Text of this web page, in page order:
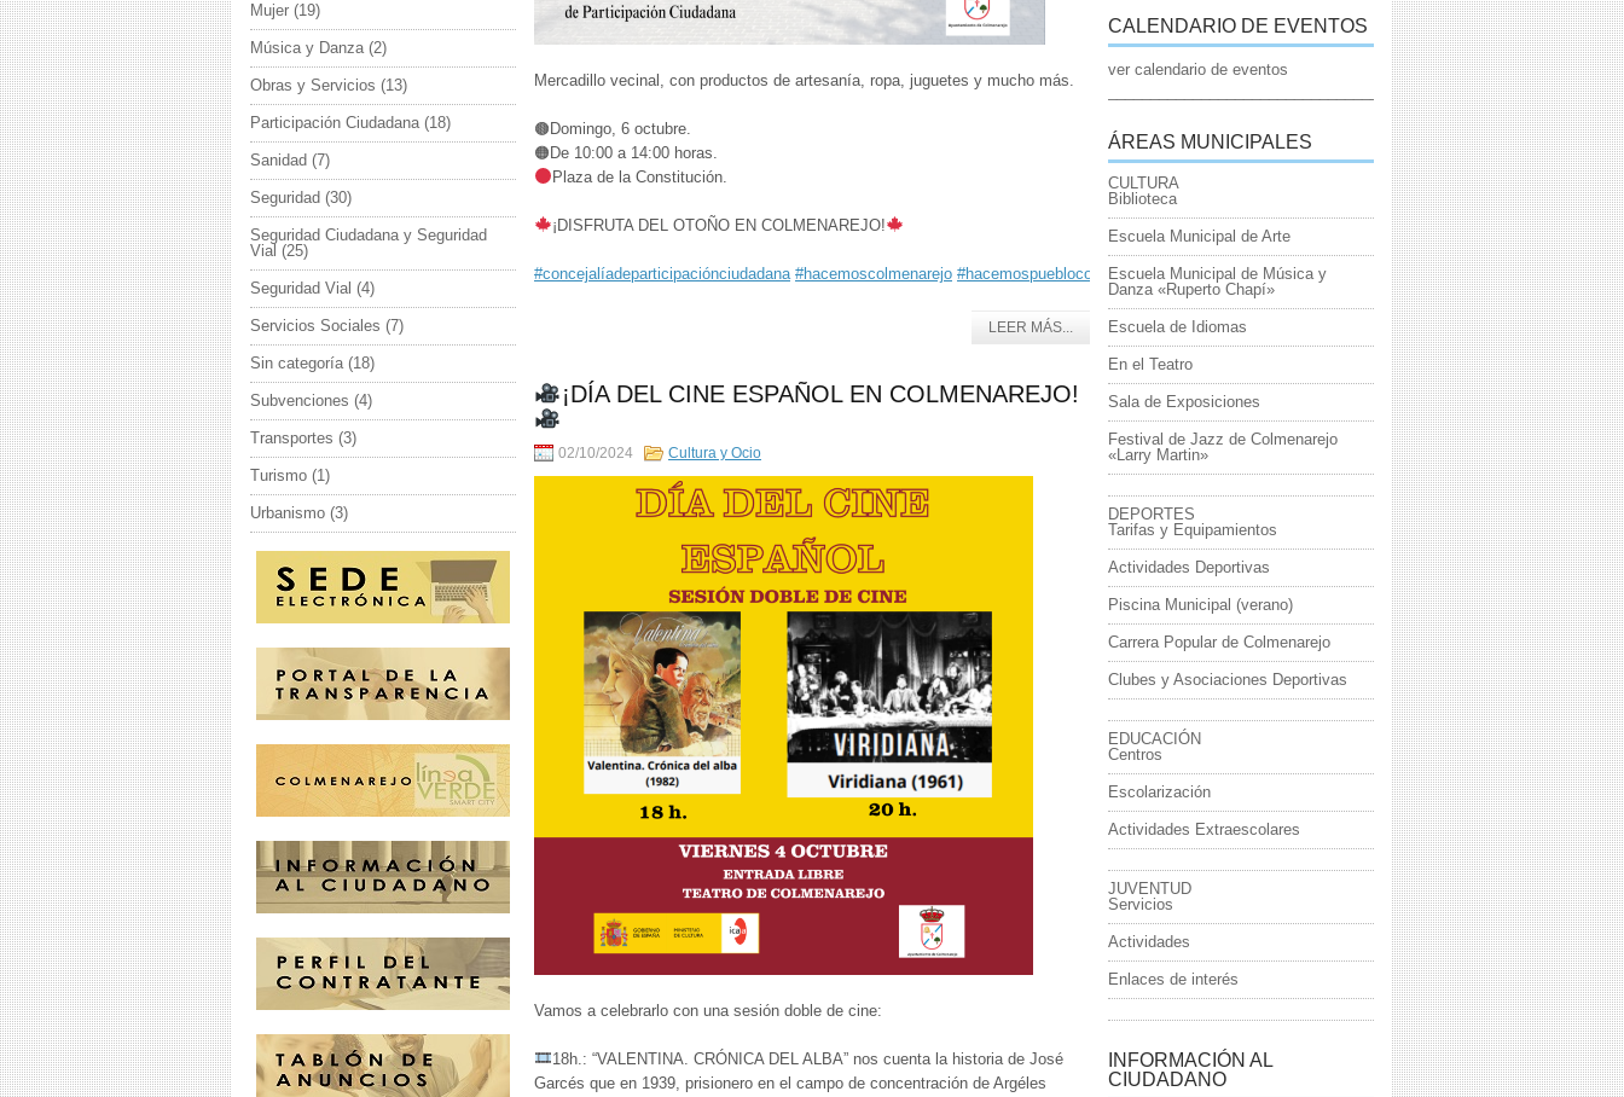
Mercadillo vecinal, con productos de artesanía, ropa, juguetes y mucho más.
🟤Domingo, 6 octubre.
🟠De 10:00 a 14:00 horas.
Plaza de la Constitución.
¡DISFRUTA DEL OTOÑO EN COLMENAREJO!
#concejalíadeparticipaciónciudadana #hacemoscolmenarejo #hacemospueblocontigo
LEER MÁS...
¡DÍA DEL CINE ESPAÑOL EN COLMENAREJO!
02/10/2024 Cultura y Ocio
Vamos a celebrarlo con una sesión doble de cine:
18h.: “VALENTINA. CRÓNICA DEL ALBA” nos cuenta la historia de José
Garcés que en 1939, prisionero en el campo de concentración de Argéles
Mujer (19)
Música y Danza(2)
Obras y Servicios (13)
Participación Ciudadana(18)
Sanidad (7)
Seguridad (30)
Seguridad Ciudadana y Seguridad
Vial (25)
Seguridad Vial (4)
Servicios Sociales (7)
Sin categoría(18)
Subvenciones (4)
Transportes (3)
Turismo (1)
Urbanismo (3)
CALENDARIO DE EVENTOS
ver calendario de eventos
_____________________________________________________________
ÁREAS MUNICIPALES
CULTURA
Biblioteca
Escuela Municipal de Arte
Escuela Municipal de Música y
Danza «Ruperto Chapí»
Escuela de Idiomas
En el Teatro
Sala de Exposiciones
Festival de Jazz de Colmenarejo
«Larry Martin»
DEPORTES
Tarifas y Equipamientos
Actividades Deportivas
Piscina Municipal (verano)
Carrera Popular de Colmenarejo
Clubes y Asociaciones Deportivas
EDUCACIÓN
Centros
Escolarización
Actividades Extraescolares
JUVENTUD
Servicios
Actividades
Enlaces de interés
INFORMACIÓN AL
CIUDADANO